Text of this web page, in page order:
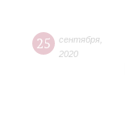
25 сентября
2020